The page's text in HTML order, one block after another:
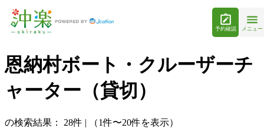
予約確認 メニュー
恩納村ボート・クルーザーチ
ャーター（貸切）
の検索結果： 28件 |
（1件〜20件を表示）